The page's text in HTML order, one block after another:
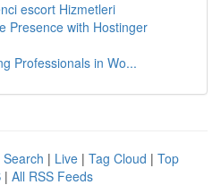
escort Hizmetleri
Presence with Hostinger
Professionals in Wo...
| Live | Tag Cloud | Top
| All RSS Feeds